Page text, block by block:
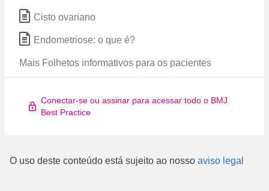
Cisto ovariano
Endometriose: o que é?
Mais Folhetos informativos para os pacientes
Conectar-se ou assinar para acessar todo o BMJ
Best Practice
O uso deste conteúdo está sujeito ao nosso aviso legal